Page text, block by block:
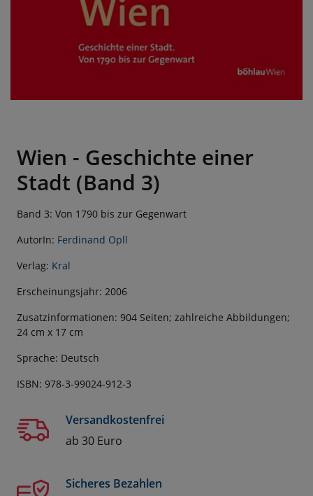
Wien - Geschichte einer
Stadt (Band 3)
Band 3: Von 1790 bis zur Gegenwart
AutorIn: Ferdinand Opll
Verlag: Kral
Erscheinungsjahr: 2006
Zusatzinformationen: 904 Seiten; zahlreiche Abbildungen;
24 cm x 17 cm
Sprache: Deutsch
ISBN: 978-3-99024-912-3
Versandkostenfrei
ab 30 Euro
Sicheres Bezahlen